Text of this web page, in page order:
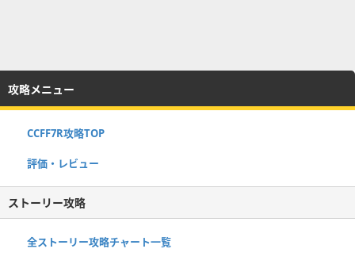
攻略メニュー
CCFF7R攻略TOP
評価・レビュー
ストーリー攻略
全ストーリー攻略チャート一覧